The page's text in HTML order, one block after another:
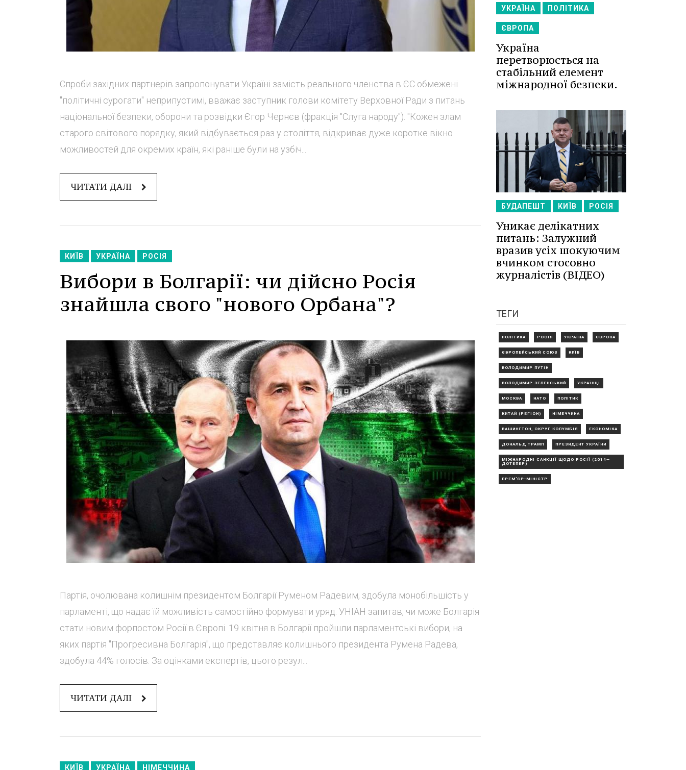
Спроби західних партнерів запропонувати Україні замість реального членства в ЄС обмежені
"політичні сурогати" неприпустимі, вважає заступник голови комітету Верховної Ради з питань
національної безпеки, оборони та розвідки Єгор Чернєв (фракція "Слуга народу"). "Кожен злам
старого світового порядку, який відбувається раз у століття, відкриває дуже коротке вікно
можливостей для окремих країн, які раніше були на узбіч...
ЧИТАТИ ДАЛІ
КИЇВ УКРАЇНА РОСІЯ
Вибори в Болгарії: чи дійсно Росія
знайшла свого "нового Орбана"?
Партія, очолювана колишнім президентом Болгарії Руменом Радевим, здобула монобільшість у
парламенті, що надає їй можливість самостійно формувати уряд. УНІАН запитав, чи може Болгарія
стати новим форпостом Росії в Європі. 19 квітня в Болгарії пройшли парламентські вибори, на
яких партія "Прогресивна Болгарія", що представляє колишнього президента Румена Радева,
здобула 44% голосів. За оцінками експертів, цього резул...
ЧИТАТИ ДАЛІ
КИЇВ УКРАЇНА НІМЕЧЧИНА
УКРАЇНА ПОЛІТИКА
ЄВРОПА
Україна
перетворюється на
стабільний елемент
міжнародної безпеки.
БУДАПЕШТ КИЇВ РОСІЯ
Уникає делікатних
питань: Залужний
вразив усіх шокуючим
вчинком стосовно
журналістів (ВІДЕО)
ТЕГИ
ПОЛІТИКА РОСІЯ УКРАЇНА ЄВРОПА
ЄВРОПЕЙСЬКИЙ СОЮЗ КИЇВ
ВОЛОДИМИР ПУТІН
ВОЛОДИМИР ЗЕЛЕНСЬКИЙ УКРАЇНЦІ
МОСКВА НАТО ПОЛІТИК
КИТАЙ (РЕГІОН) НІМЕЧЧИНА
ВАШИНГТОН, ОКРУГ КОЛУМБІЯ ЕКОНОМІКА
ДОНАЛЬД ТРАМП ПРЕЗИДЕНТ УКРАЇНИ
МІЖНАРОДНІ САНКЦІЇ ЩОДО РОСІЇ (2014—
ДОТЕПЕР)
ПРЕМ'ЄР-МІНІСТР